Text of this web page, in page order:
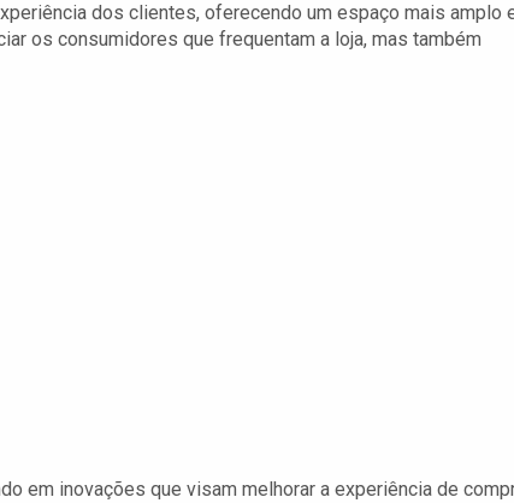
dos clientes, oferecendo um espaço mais amplo
os consumidores que frequentam a loja, mas também
em inovações que visam melhorar a experiência de